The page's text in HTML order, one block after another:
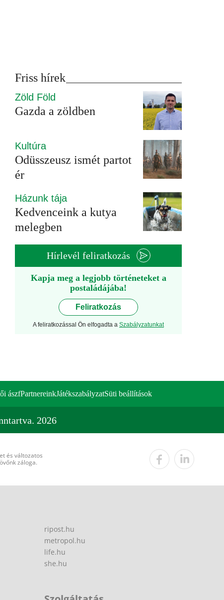
Friss hírek
Zöld Föld
Gazda a zöldben
Kultúra
Odüsszeusz ismét partot
ér
Házunk tája
Kedvenceink a kutya
melegben
Hírlevél feliratkozás
Kapja meg a legjobb történeteket a
postaládájába!
Feliratkozás
A feliratkozással Ön elfogadta a Szabályzatunkat
ászfPartnereinkJátékszabályzatSüti beállítások
2026
és változatos
záloga.
ripost.hu
metropol.hu
life.hu
she.hu